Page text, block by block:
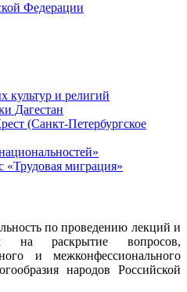
Федерации
культур и религий
Дагестан
(Санкт-Петербургское
миграция»
по проведению лекций и
на раскрытие вопросов,
и межконфессионального
народов Российской